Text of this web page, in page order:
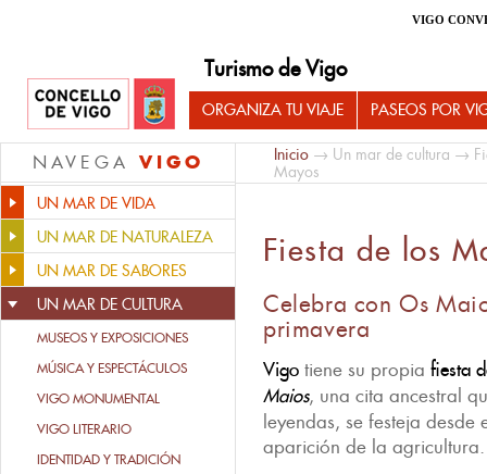
VIGO
Turismo de Vigo
ORGANIZA TU VIAJE PASEOS POR
NAVEGA VIGO
UN MAR DE VIDA
UN MAR DE NATURALEZA
UN MAR DE SABORES
UN MAR DE CULTURA
MUSEOS Y EXPOSICIONES
MÚSICA Y ESPECTÁCULOS
VIGO MONUMENTAL
VIGO LITERARIO
IDENTIDAD Y TRADICIÓN
Inicio → Un mar de cultura →
Mayos
Fiesta de los
Celebra con Os
primavera
Vigo tiene su propia fiesta
Maios, una cita ancestral
leyendas, se festeja
aparición de la agricultura.